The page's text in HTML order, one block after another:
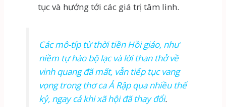
tục và hướng tới các giá trị tâm linh.
Các mô-típ từ thời tiền Hồi giáo, như
niềm tự hào bộ lạc và lời than thở về
vinh quang đã mất, vẫn tiếp tục vang
vọng trong thơ ca Ả Rập qua nhiều thế
kỷ, ngay cả khi xã hội đã thay đổi.